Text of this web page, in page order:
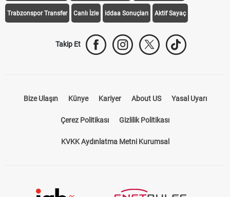
Galatasaray Transfer Fenerbahçe Transfer Beşiktaş Transfer
Canlı İzle iddaa Sonuçları Aktif Sayaç
Künye Kariyer About US
Çerez Politikası Gizlilik Politikası